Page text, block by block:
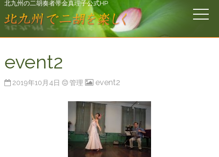
北九州の二胡奏者帯金真理子公式HP
event2
2019年10月4日 管理 event2